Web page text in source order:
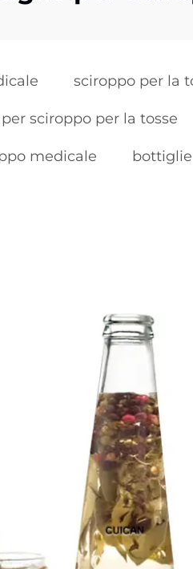
sciroppo per la
sciroppo per la tosse
medicale